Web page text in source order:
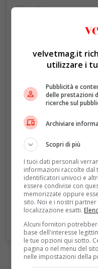
Un post condiviso da
velvetmag.it
utilizzare i
Pubblicità e
delle prestazioni
ricerche sul
Archiviare
Scopri di più
I tuoi dati personali
informazioni raccolte dal
identificatori univoci e
essere condivise con
memorizzate oppure
sito. Noi e i nostri
localizzazione esatti.
Alcuni fornitori
base dell'interesse
le tue opzioni qui sotto.
pagina o nel menu del
nelle impostazioni della